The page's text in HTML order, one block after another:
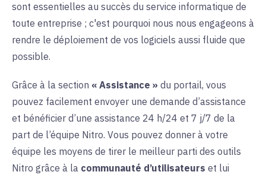
sont essentielles au succès du service informatique de
toute entreprise ; c'est pourquoi nous nous engageons à
rendre le déploiement de vos logiciels aussi fluide que
possible.
Grâce à la section « Assistance » du portail, vous
pouvez facilement envoyer une demande d’assistance
et bénéficier d’une assistance 24 h/24 et 7 j/7 de la
part de l’équipe Nitro. Vous pouvez donner à votre
équipe les moyens de tirer le meilleur parti des outils
Nitro grâce à la communauté d’utilisateurs et lui